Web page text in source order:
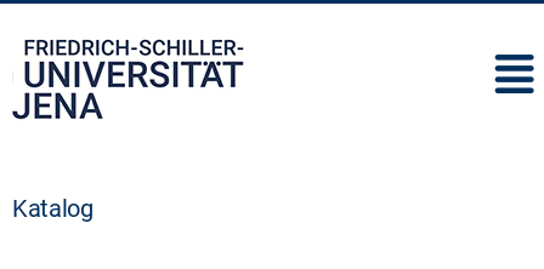
Katalog